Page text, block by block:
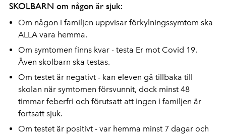
SKOLBARN om någon är sjuk:
Om någon i familjen uppvisar förkylningssymtom ska
ALLA vara hemma.
Om symtomen finns kvar - testa Er mot Covid 19.
Även skolbarn ska testas.
Om testet är negativt - kan eleven gå tillbaka till
skolan när symtomen försvunnit, dock minst 48
timmar feberfri och förutsatt att ingen i familjen är
fortsatt sjuk.
Om testet är positivt - var hemma minst 7 dagar och